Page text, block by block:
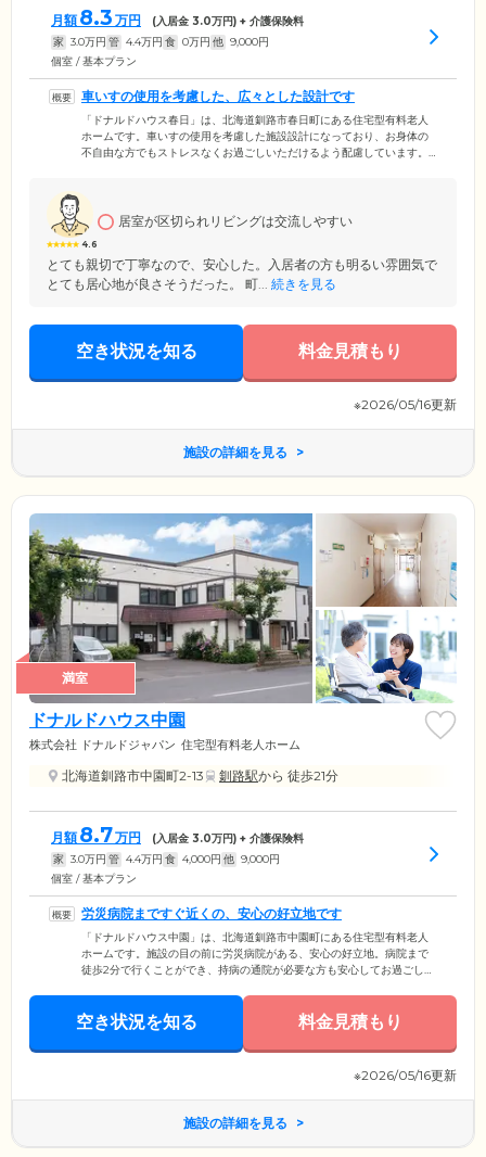
月額 8.3 万円 (入居金 3.0万円) + 介護保険料
家 3.0万円 管 4.4万円 食 0万円 他 9,000円
個室 / 基本プラン
車いすの使用を考慮した、広々とした設計です
「ドナルドハウス春日」は、北海道釧路市春日町にある住宅型有料老人
ホームです。車いすの使用を考慮した施設設計になっており、お身体の
不自由な方でもストレスなくお過ごしいただけるよう配慮しています。
た、階段の利用が難しい場合でも、エレベーターを利用することで施設
内の移動が容易になります。
4.6
居室が区切られリビングは交流しやすい
とても親切で丁寧なので、安心した。入居者の方も明るい雰囲気で
とても居心地が良さそうだった。 町... 続きを見る
空き状況を知る 料金見積もり
※2026/05/16更新
施設の詳細を見る
満室
ドナルドハウス中園
株式会社 ドナルドジャパン 住宅型有料老人ホーム
北海道釧路市中園町2-13 釧路駅から 徒歩21分
月額 8.7万円 (入居金 3.0万円) + 介護保険料
家 3.0万円 管 4.4万円 食 4,000円 他 9,000円
個室 / 基本プラン
労災病院まですぐ近くの、安心の好立地です
「ドナルドハウス中園」は、北海道釧路市中園町にある住宅型有料老人
ホームです。施設の目の前に労災病院がある、安心の好立地。病院まで
徒歩2分で行くことができ、持病の通院が必要な方も安心してお過ごしい
お身体の不自由な方々でもストレスなくお過ごしいただけるバリアフリ
ー住宅です。広い廊下やエレベーター、介護浴槽、トイレなどの設備を
整えていますので、足腰に不安のある方や麻痺症状のある方も安全かつ
快適にお過ごしいただけます。
空き状況を知る 料金見積もり
※2026/05/16更新
施設の詳細を見る